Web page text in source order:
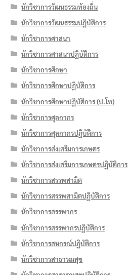
นักวิชาการวัฒนธรรมท้องถิ่น
นักวิชาการวัฒนธรรมปฏิบัติการ
นักวิชาการศาสนา
นักวิชาการศาสนาปฏิบัติการ
นักวิชาการศึกษา
นักวิชาการศึกษาปฏิบัติการ
นักวิชาการศึกษาปฏิบัติการ (ป.โท)
นักวิชาการศุลกากร
นักวิชาการศุลกากรปฏิบัติการ
นักวิชาการส่งเสริมการเกษตร
นักวิชาการส่งเสริมการเกษตรปฏิบัติการ
นักวิชาการสรรพสามิต
นักวิชาการสรรพสามิตปฏิบัติการ
นักวิชาการสรรพากร
นักวิชาการสรรพากรปฏิบัติการ
นักวิชาการสหกรณ์ปฏิบัติการ
นักวิชาการสาธารณสุข